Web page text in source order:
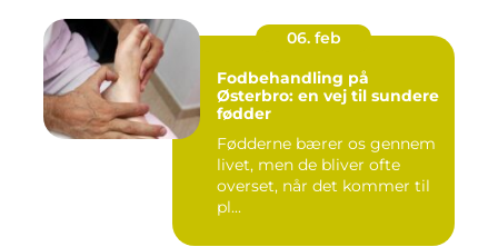
06. feb
Fodbehandling på
Østerbro: en vej til sundere
fødder
Fødderne bærer os gennem
livet, men de bliver ofte
overset, når det kommer til
pl...